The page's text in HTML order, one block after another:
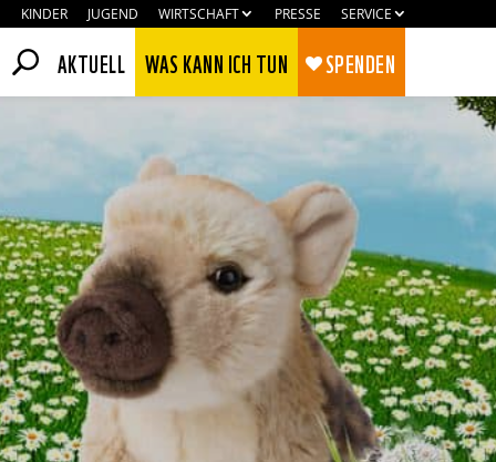
KINDER JUGEND WIRTSCHAFT PRESSE SERVICE
AKTUELL WAS KANN ICH TUN SPENDEN
Zustimmen Ablehnen